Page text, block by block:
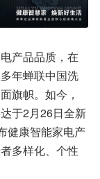
产品品质，在
年蝉联中国洗
旗帜。如今，
于2月26日全新
健康智能家电产
多样化、个性